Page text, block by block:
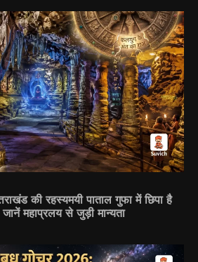
की रहस्यमयी पाताल गुफा में छिपा है
महाप्रलय से जुड़ी मान्यता